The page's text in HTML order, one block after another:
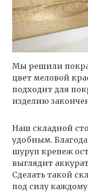
Мы решили
цвет меловой
подходит для
изделию
Наш складной
удобным.
шуруп крепеж
выглядит
Сделать такой
под силу